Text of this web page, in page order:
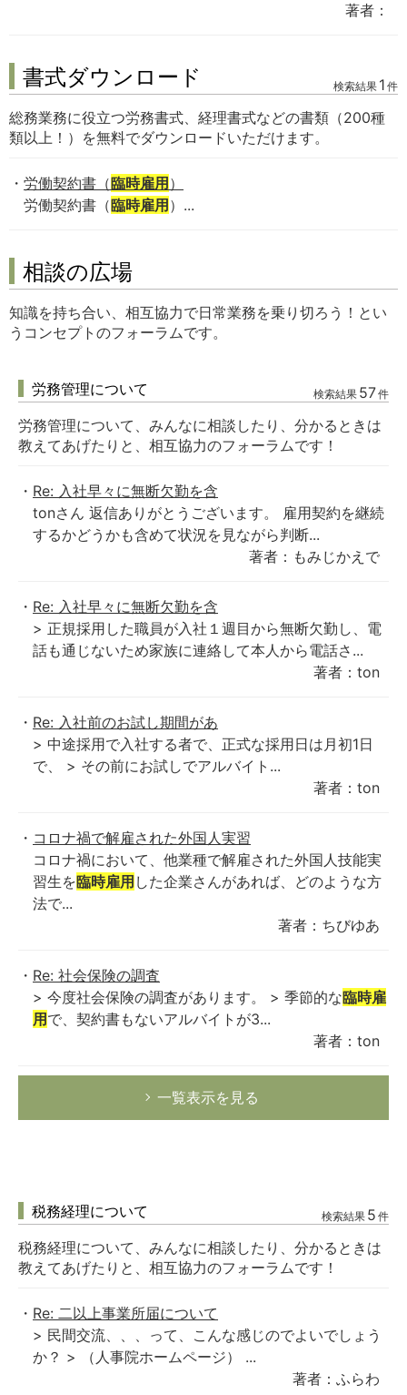
著者：
書式ダウンロード 検索結果 1 件
総務業務に役立つ労務書式、経理書式などの書類（200種
類以上！）を無料でダウンロードいただけます。
労働契約書（臨時雇用 ）
労働契約書（臨時雇用 ）...
相談の広場
知識を持ち合い、相互協力で日常業務を乗り切ろう！とい
うコンセプトのフォーラムです。
労務管理について 検索結果 57件
労務管理について、みんなに相談したり、分かるときは
教えてあげたりと、相互協力のフォーラムです！
Re: 入社早々に無断欠勤を含
tonさん 返信ありがとうございます。 雇用契約を継続
するかどうかも含めて状況を見ながら判断...
著者：もみじかえで
Re: 入社早々に無断欠勤を含
> 正規採用した職員が入社１週目から無断欠勤し、電
話も通じないため家族に連絡して本人から電話さ...
著者：ton
Re: 入社前のお試し期間があ
> 中途採用で入社する者で、正式な採用日は月初1日
で、 > その前にお試しでアルバイト...
著者：ton
コロナ禍で解雇された外国人実習
コロナ禍において、他業種で解雇された外国人技能実
習生を臨時雇用 した企業さんがあれば、どのような方
法で...
著者：ちびゆあ
Re: 社会保険の調査
> 今度社会保険の調査があります。 > 季節的な臨時雇
用 で、契約書もないアルバイトが3...
著者：ton
一覧表示を見る
税務経理について 検索結果 5 件
税務経理について、みんなに相談したり、分かるときは
教えてあげたりと、相互協力のフォーラムです！
Re: 二以上事業所届について
> 民間交流、、、って、こんな感じのでよいでしょう
か？ > （人事院ホームページ） ...
著者：ふらわ